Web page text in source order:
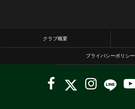
クラブ概要
プライバシーポリシー